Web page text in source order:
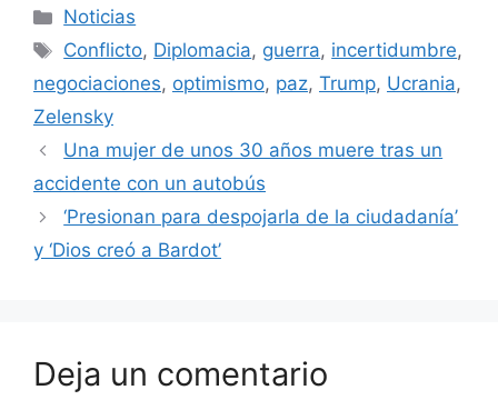
Categorías
Noticias
Etiquetas
Conflicto, Diplomacia, guerra, incertidumbre,
negociaciones, optimismo, paz, Trump, Ucrania,
Zelensky
Una mujer de unos 30 años muere tras un
accidente con un autobús
‘Presionan para despojarla de la ciudadanía’
y ‘Dios creó a Bardot’
Deja un comentario